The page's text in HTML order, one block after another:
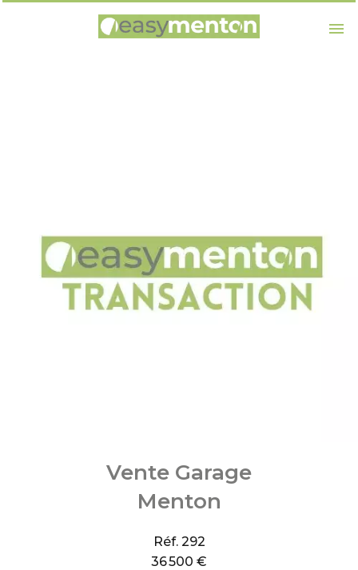
Vente Garage
Menton
Réf. 292
36 500 €